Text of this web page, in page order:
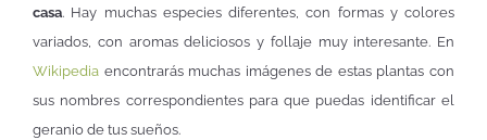
casa. Hay muchas especies diferentes, con formas y colores
variados, con aromas deliciosos y follaje muy interesante. En
Wikipedia encontrarás muchas imágenes de estas plantas con
sus nombres correspondientes para que puedas identificar el
geranio de tus sueños.